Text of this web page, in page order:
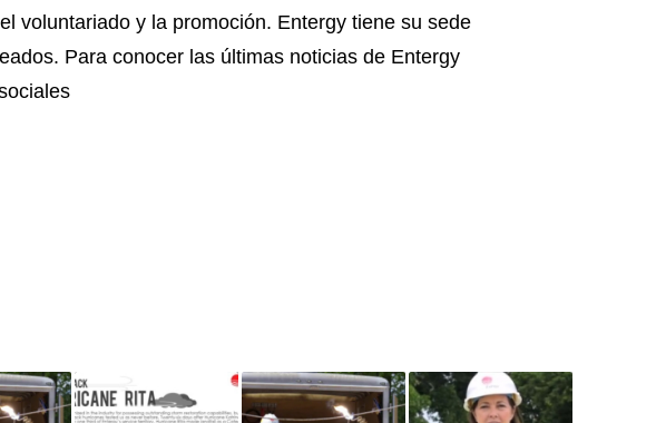
voluntariado y la promoción. Entergy tiene su sede
Para conocer las últimas noticias de Entergy